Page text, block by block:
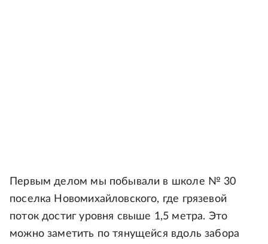
Первым делом мы побывали в школе № 30
поселка Новомихайловского, где грязевой
поток достиг уровня свыше 1,5 метра. Это
можно заметить по тянущейся вдоль забора